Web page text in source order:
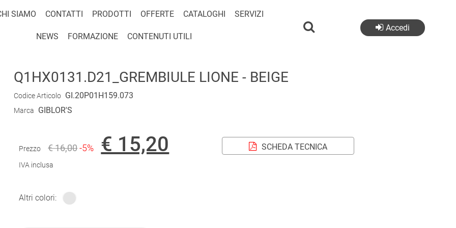
SIAMO CONTATTI PRODOTTI OFFERTE CATALOGHI SERVIZI
NEWS FORMAZIONE CONTENUTI UTILI
Accedi
Q1HX0131.D21_GREMBIULE LIONE - BEIGE
Codice Articolo GI.20P01H159.073
Marca GIBLOR'S
Prezzo € 16,00-5% € 15,20
IVA inclusa
SCHEDA TECNICA
Altri colori: